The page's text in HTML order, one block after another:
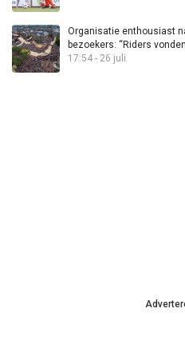
Organisatie enthousiast
bezoekers: “Riders
17:54 - 26 juli